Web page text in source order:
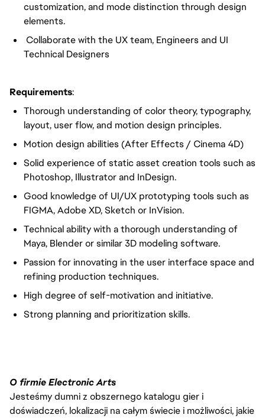
customization, and mode distinction through design
elements.
Collaborate with the UX team, Engineers and UI
Technical Designers
Requirements:
Thorough understanding of color theory, typography,
layout, user flow, and motion design principles.
Motion design abilities (After Effects / Cinema 4D)
Solid experience of static asset creation tools such as
Photoshop, Illustrator and InDesign.
Good knowledge of UI/UX prototyping tools such as
FIGMA, Adobe XD, Sketch or InVision.
Technical ability with a thorough understanding of
Maya, Blender or similar 3D modeling software.
Passion for innovating in the user interface space and
refining production techniques.
High degree of self-motivation and initiative.
Strong planning and prioritization skills.
O firmie Electronic Arts
Jesteśmy dumni z obszernego katalogu gier i
doświadczeń, lokalizacji na całym świecie i możliwości, jakie